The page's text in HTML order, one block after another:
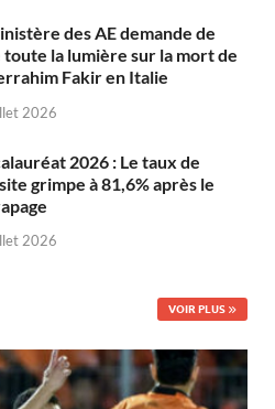
des AE demande de
la lumière sur la mort de
Fakir en Italie
2026
2026 : Le taux de
grimpe à 81,6% après le
2026
VOIR PLUS